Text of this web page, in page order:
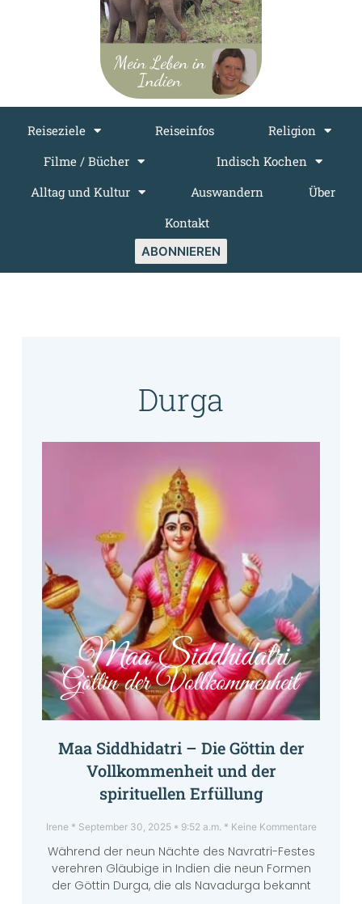
Reiseziele Reiseinfos
Religion
Filme / Bücher
Indisch Kochen
Alltag und Kultur
Auswandern
Über
Kontakt
ABONNIEREN
Durga
Maa Siddhidatri – Die Göttin der
Vollkommenheit und der
spirituellen Erfüllung
Irene September 30, 2025 9:52 a.m. Keine Kommentare
Während der neun Nächte des Navratri-Festes
verehren Gläubige in Indien die neun Formen
der Göttin Durga, die als Navadurga bekannt